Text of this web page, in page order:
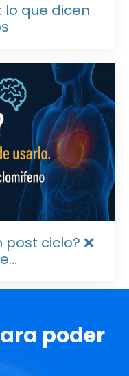
lo que dicen
post ciclo? ❌
poder